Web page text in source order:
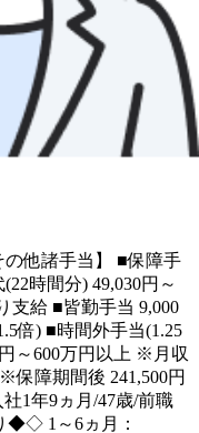
の他諸手当】 ■保障手
時間分) 49,030円～
支給 ■皆勤手当 9,000
倍) ■時間外手当(1.25
～600万円以上 ※月収
保障期間後 241,500円
1年9ヵ月/47歳/前職
◆◇ 1～6ヵ月：